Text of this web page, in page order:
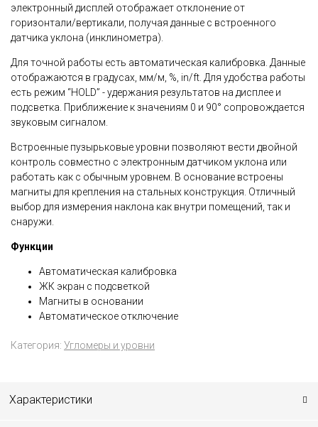
электронный дисплей отображает отклонение от
горизонтали/вертикали, получая данные с встроенного
датчика уклона (инклинометра).
Для точной работы есть автоматическая калибровка. Данные
отображаются в градусах, мм/м, %, in/ft. Для удобства работы
есть режим “HOLD” - удержания результатов на дисплее и
подсветка. Приближение к значениям 0 и 90° сопровождается
звуковым сигналом.
Встроенные пузырьковые уровни позволяют вести двойной
контроль совместно с электронным датчиком уклона или
работать как с обычным уровнем. В основание встроены
магниты для крепления на стальных конструкция. Отличный
выбор для измерения наклона как внутри помещений, так и
снаружи.
Функции
Автоматическая калибровка
ЖК экран с подсветкой
Магниты в основании
Автоматическое отключение
Категория: Угломеры и уровни
Характеристики